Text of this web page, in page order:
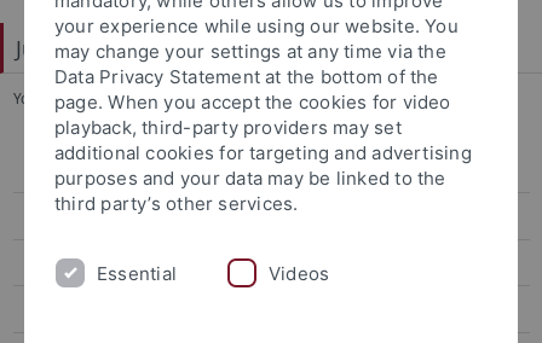
Juristische Fakultät
You are here: Home ... Aktuelles
Freie Fachschaft Jura
Aktuelles
Veranstaltungen und Projekte
your experience while using our website. You
may change your settings at any time via the
Data Privacy Statement at the bottom of the
page. When you accept the cookies for video
playback, third-party providers may set
additional cookies for targeting and advertising
purposes and your data may be linked to the
third party’s other services.
Essential Videos